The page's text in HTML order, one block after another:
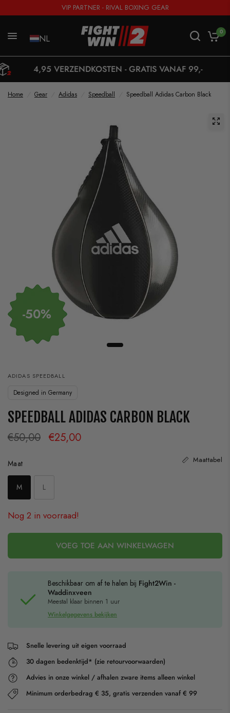
VIP PARTNER - RIVAL BOXING GEAR
NL
0
4,95 VERZENDKOSTEN - GRATIS VANAF 99,-
Home Gear Adidas Speedball Speedball Adidas Carbon Black
-50%
ADIDAS SPEEDBALL
Designed in Germany
SPEEDBALL ADIDAS CARBON BLACK
€50,00 €25,00
Maat
Maat Maattabel
M L
Nog 2 in voorraad!
VOEG TOE AAN WINKELWAGEN
Beschikbaar om af te halen bij Fight2Win -
Waddinxveen
Meestal klaar binnen 1 uur
Winkelgegevens bekijken
Snelle levering uit eigen voorraad
30 dagen bedenktijd* (zie retourvoorwaarden)
Advies in onze winkel / afhalen zware items alleen winkel
Minimum orderbedrag € 35, gratis verzenden vanaf € 99